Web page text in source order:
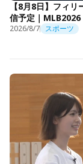
【8月8日】フィ
信予定｜MLB2026
2026/8/7 スポーツ